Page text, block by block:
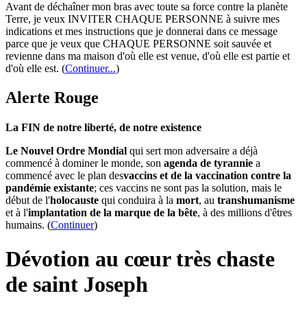
Avant de déchaîner mon bras avec toute sa force contre la planète
Terre, je veux INVITER CHAQUE PERSONNE à suivre mes
indications et mes instructions que je donnerai dans ce message
parce que je veux que CHAQUE PERSONNE soit sauvée et
revienne dans ma maison d'où elle est venue, d'où elle est partie et
d'où elle est. (Continuer...)
Alerte Rouge
La FIN de notre liberté, de notre existence
Le Nouvel Ordre Mondial qui sert mon adversaire a déjà
commencé à dominer le monde, son agenda de tyrannie a
commencé avec le plan desvaccins et de la vaccination contre la
pandémie existante; ces vaccins ne sont pas la solution, mais le
début de l'holocauste qui conduira à la mort, au transhumanisme
et à l'implantation de la marque de la bête, à des millions d'êtres
humains. (Continuer)
Dévotion au cœur très chaste
de saint Joseph